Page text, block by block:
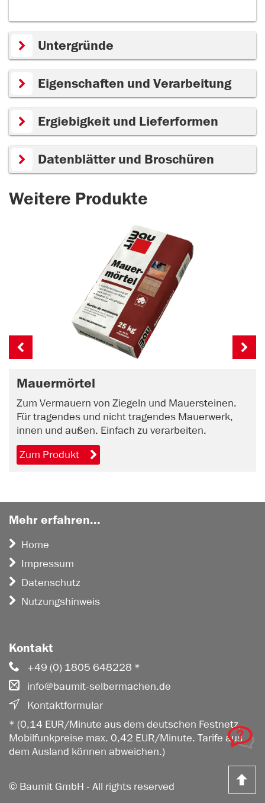
Untergründe
Eigenschaften und Verarbeitung
Ergiebigkeit und Lieferformen
Datenblätter und Broschüren
Weitere Produkte
Mauermörtel
Zum Vermauern von Ziegeln und Mauersteinen.
Für tragendes und nicht tragendes Mauerwerk,
innen und außen. Einfach zu verarbeiten.
Zum Produkt
Mehr erfahren...
Home
Impressum
Datenschutz
Nutzungshinweis
Kontakt
+49 (0) 1805 648228 *
info@baumit-selbermachen.de
Kontaktformular
* (0,14 EUR/Minute aus dem deutschen Festnetz,
Mobilfunkpreise max. 0,42 EUR/Minute. Tarife aus
dem Ausland können abweichen.)
© Baumit GmbH - All rights reserved